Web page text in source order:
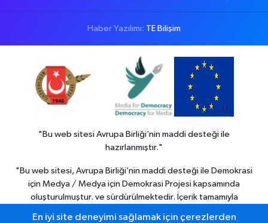
Haber Yazılımı: TE Bilişim
"Bu web sitesi Avrupa Birliği’nin maddi desteği ile
hazırlanmıştır."
"Bu web sitesi, Avrupa Birliği’nin maddi desteği ile Demokrasi
için Medya / Medya için Demokrasi Projesi kapsamında
oluşturulmuştur. ve sürdürülmektedir. İçerik tamamıyla
En iyi site deneyimi sağlamak için çerezlerden